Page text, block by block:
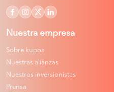
Nuestra empresa
Sobre kupos
Nuestras alianzas
Nuestros inversionistas
Prensa